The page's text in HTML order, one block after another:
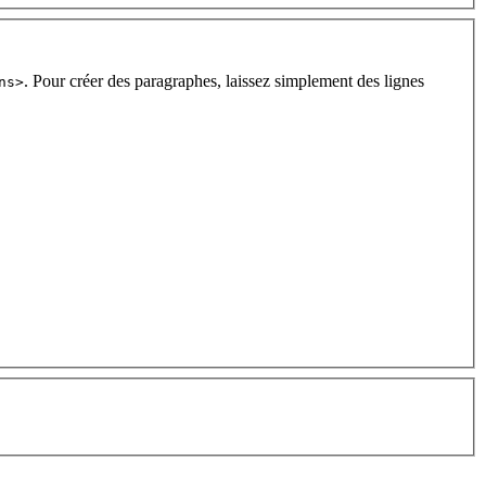
. Pour créer des paragraphes, laissez simplement des lignes